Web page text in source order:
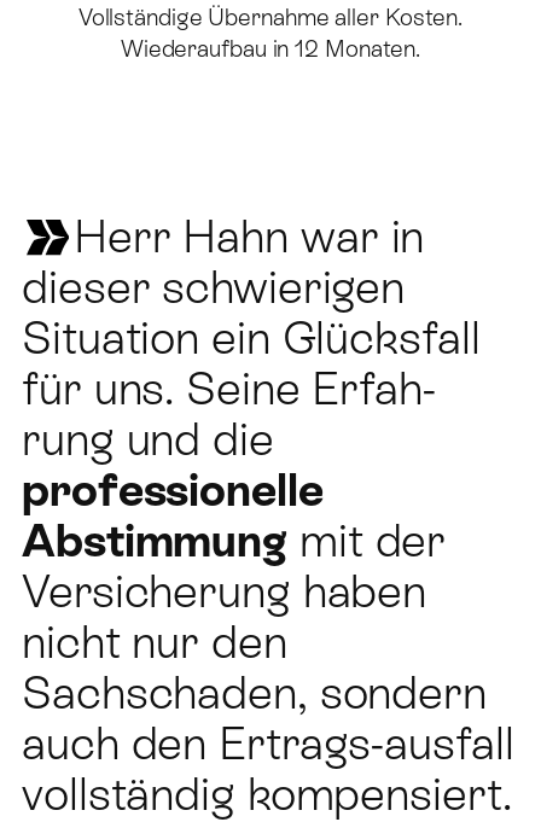
Vollständige Übernahme aller Kosten.
Wiederaufbau in 12 Monaten.
Herr Hahn war in
dieser schwierigen
Situation ein Glücksfall
für uns. Seine Erfah-
rung und die
professionelle
Abstimmung mit der
Versicherung haben
nicht nur den
Sachschaden, sondern
auch den Ertrags-ausfall
vollständig kompensiert.